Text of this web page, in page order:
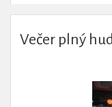
Večer plný